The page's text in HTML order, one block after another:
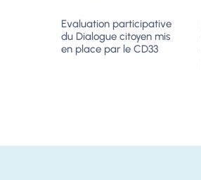
Evaluation participative
du Dialogue citoyen mis
en place par le CD33